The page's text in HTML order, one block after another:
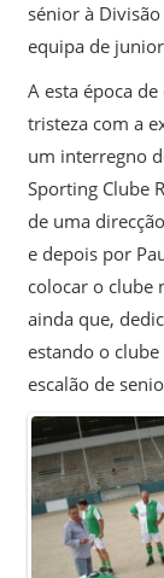
sénior à
equipa de
A esta época
tristeza com a
um interregno
Sporting Clube
de uma
e depois por
colocar o clube
ainda que,
estando o
escalão de